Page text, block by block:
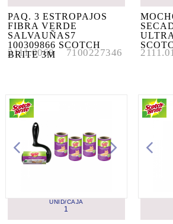
PAQ. 3 ESTROPAJOS
FIBRA VERDE
SALVAUÑAS7
100309866 SCOTCH
BRITE 3M
2111.0068 7100227346
UNID/CAJA
1